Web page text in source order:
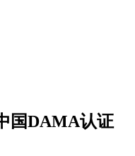
国DAMA认证